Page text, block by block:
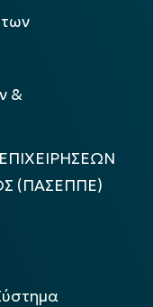
&
(ΠΑΣΕΠΠΕ)